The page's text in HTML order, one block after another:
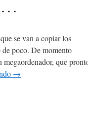
. .
se van a copiar los
poco. De momento
megaordenador, que
→